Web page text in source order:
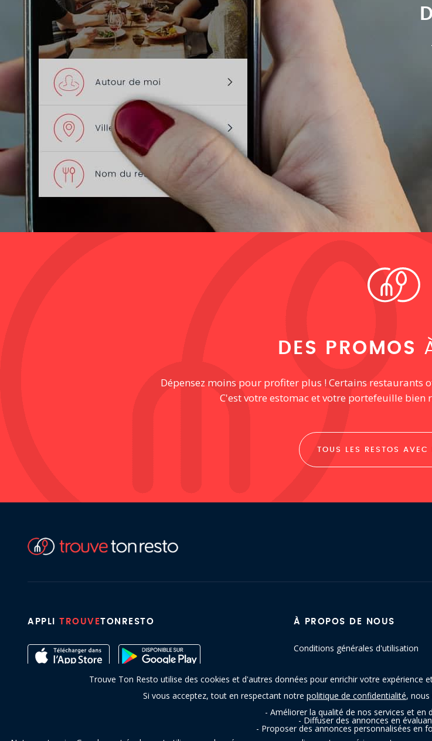
DES PROMOS
Dépensez moins pour profiter plus ! Certains restaurants
C'est votre estomac et votre portefeuille
TOUS LES RESTOS AVEC
Trouve Ton Resto utilise des cookies et d'autres données pour enrichir votre
Si vous acceptez, tout en respectant notre politique de confidentialité,
- Améliorer la qualité de nos services et en
- Diffuser des annonces en
- Proposer des annonces personnalisées en
APPLI TROUVETONRESTO À PROPOS DE NOUS
Conditions générales d'utilisation
Blog